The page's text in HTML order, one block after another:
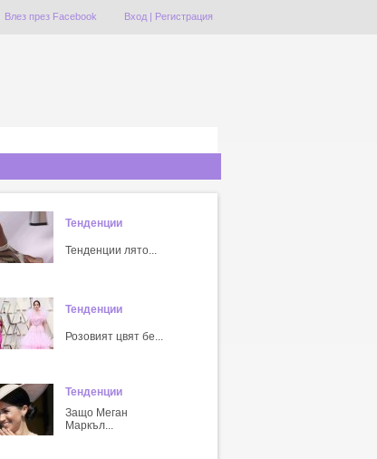
Влез през Facebook Вход| Регистрация
Тенденции
Тенденции лято...
Тенденции
Розовият цвят бе...
Тенденции
Защо Меган
Маркъл...